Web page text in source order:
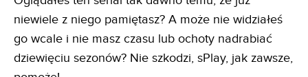
niewiele z niego pamiętasz? A może nie widziałeś
go wcale i nie masz czasu lub ochoty nadrabiać
dziewięciu sezonów? Nie szkodzi, sPlay, jak zawsze,